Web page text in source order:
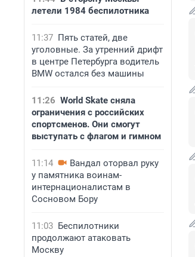
летели 1984 беспилотника
11:37 Пять статей, две
уголовные. За утренний дрифт
в центре Петербурга водитель
BMW остался без машины
11:26 World Skate сняла
ограничения с российских
спортсменов. Они смогут
выступать с флагом и гимном
11:14
Вандал оторвал руку
у памятника воинам-
интернационалистам в
Сосновом Бору
11:03 Беспилотники
продолжают атаковать
Москву